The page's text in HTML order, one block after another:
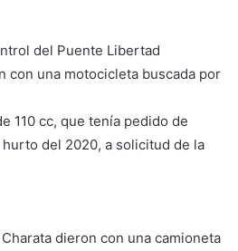
del Puente Libertad
con una motocicleta buscada por
110 cc, que tenía pedido de
del 2020, a solicitud de la
dieron con una camioneta